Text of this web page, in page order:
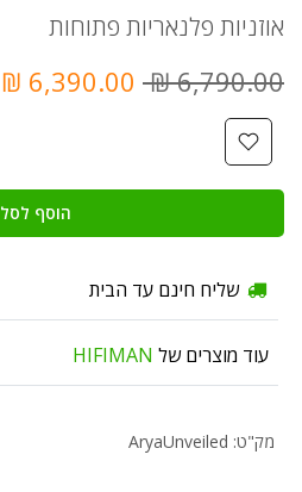
אוזניות פלנאריות פתוחות
6,790.00 ₪
6,390.00 ₪
הוסף לסל
שליח חינם עד הבית
עוד מוצרים של HIFIMAN
מק"ט: AryaUnveiled